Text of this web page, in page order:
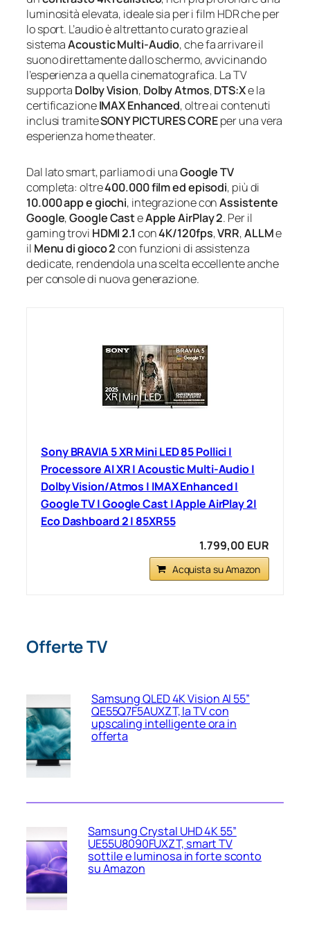
luminosità elevata, ideale sia per i film HDR che per
lo sport. L’audio è altrettanto curato grazie al
sistemaAcoustic Multi-Audio, che fa arrivare il
suono direttamente dallo schermo, avvicinando
l’esperienza a quella cinematografica. La TV
supporta Dolby Vision, Dolby Atmos,DTS:Xe la
certificazioneIMAX Enhanced, oltre ai contenuti
inclusi tramiteSONY PICTURES COREper una vera
esperienza home theater.
Dal lato smart, parliamo di unaGoogle TV
completa: oltre400.000 film ed episodi, più di
10.000 app e giochi, integrazione conAssistente
Google,Google CasteApple AirPlay 2. Per il
gaming trovi HDMI 2.1 con4K/120fps,VRR,ALLMe
il Menu di gioco 2con funzioni di assistenza
dedicate, rendendola una scelta eccellente anche
per console di nuova generazione.
Sony BRAVIA 5 XR Mini LED 85 Pollici |
Processore AI XR | Acoustic Multi-Audio |
Dolby Vision/Atmos | IMAX Enhanced |
Google TV | Google Cast | Apple AirPlay 2|
Eco Dashboard 2 | 85XR55
1.799,00 EUR
Acquista su Amazon
Offerte TV
Samsung QLED 4K Vision AI 55”
QE55Q7F5AUXZT, la TV con
upscaling intelligente ora in
offerta
Samsung Crystal UHD 4K 55”
UE55U8090FUXZT, smart TV
sottile e luminosa in forte sconto
su Amazon